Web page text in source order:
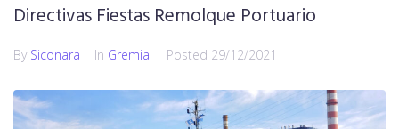
Directivas Fiestas Remolque Portuario
By Siconara In Gremial Posted 29/12/2021